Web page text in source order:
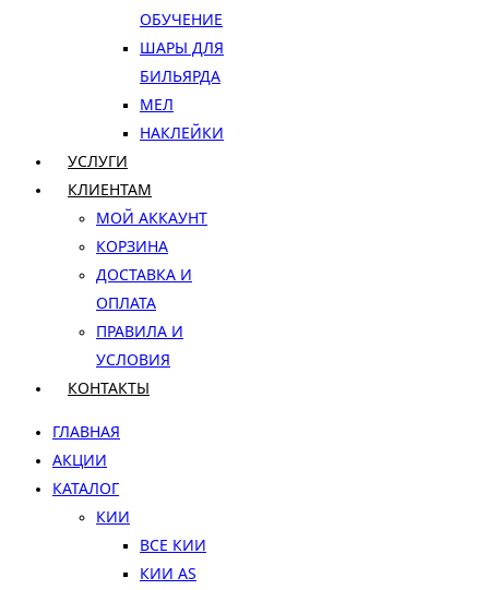
ОБУЧЕНИЕ
ШАРЫ ДЛЯ
БИЛЬЯРДА
МЕЛ
НАКЛЕЙКИ
УСЛУГИ
КЛИЕНТАМ
МОЙ АККАУНТ
КОРЗИНА
ДОСТАВКА И
ОПЛАТА
ПРАВИЛА И
УСЛОВИЯ
КОНТАКТЫ
ГЛАВНАЯ
АКЦИИ
КАТАЛОГ
КИИ
ВСЕ КИИ
КИИ AS